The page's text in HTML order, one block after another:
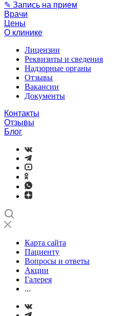
✎ Запись на прием
Врачи
Цены
О клинике
Лицензии
Реквизиты и сведения
Надзорные органы
Отзывы
Вакансии
Документы
Контакты
Отзывы
Блог
Карта сайта
Пациенту
Вопросы и ответы
Акции
Галерея
...